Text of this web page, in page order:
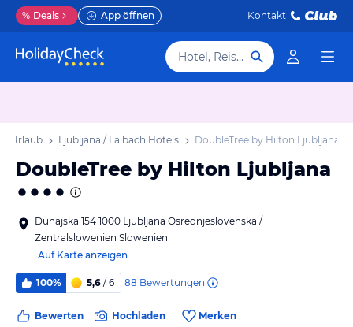
% Deals App öffnen Kontakt
Hotel, Reiseziel
Urlaub Ljubljana / Laibach Hotels DoubleTree by Hilton Ljubljana
DoubleTree by Hilton Ljubljana
Dunajska 154 1000 Ljubljana Osrednjeslovenska /
Zentralslowenien Slowenien
Auf Karte anzeigen
100% 5,6 / 6 88 Bewertungen
Bewerten Hochladen Merken